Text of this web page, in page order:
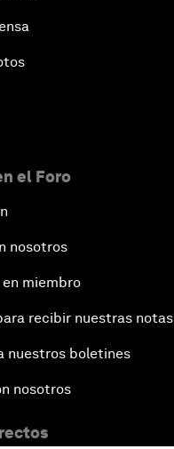
el Foro
nosotros
miembro
recibir nuestras
nuestros boletines
nosotros